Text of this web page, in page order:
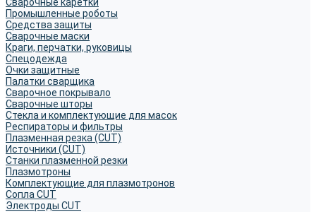
Промышленные роботы
Средства защиты
Сварочные маски
Краги, перчатки, руковицы
Спецодежда
Очки защитные
Палатки сварщика
Сварочное покрывало
Сварочные шторы
Стекла и комплектующие для масок
Респираторы и фильтры
Плазменная резка (CUT)
Источники (CUT)
Станки плазменной резки
Плазмотроны
Комплектующие для плазмотронов
Сопла CUT
Электроды CUT